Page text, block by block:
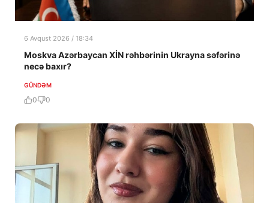
6 Avqust 2026 / 18:34
Moskva Azərbaycan XİN rəhbərinin Ukrayna səfərinə
necə baxır?
GÜNDƏM
0 0